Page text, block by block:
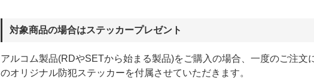
対象商品の場合はステッカープレゼント
アルコム製品(RDやSETから始まる製品)をご購入の場合、一度のご注文
のオリジナル防犯ステッカーを付属させていただきます。